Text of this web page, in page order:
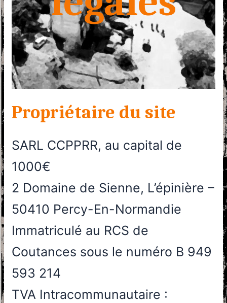
Propriétaire du site
SARL CCPPRR, au capital de
1000€
2 Domaine de Sienne, L’épinière –
50410 Percy-En-Normandie
Immatriculé au RCS de
Coutances sous le numéro B 949
593 214
TVA Intracommunautaire :